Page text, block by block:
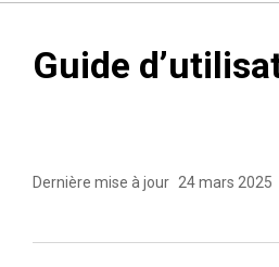
Guide
Dernière mise à jour 24 mars 2025